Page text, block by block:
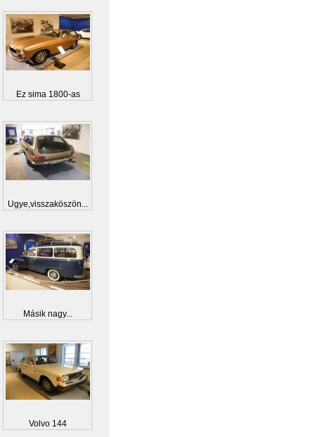
Ez sima 1800-as
Ugye,visszaköszön...
Másik nagy...
Volvo 144